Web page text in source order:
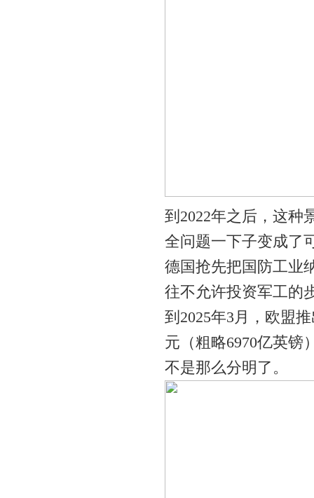
到2022年之后，这种
全问题一下子变成了
德国抢先把国防工业
往不允许投资军工的
到2025年3月，欧盟
元（粗略6970亿英镑
不是那么分明了。